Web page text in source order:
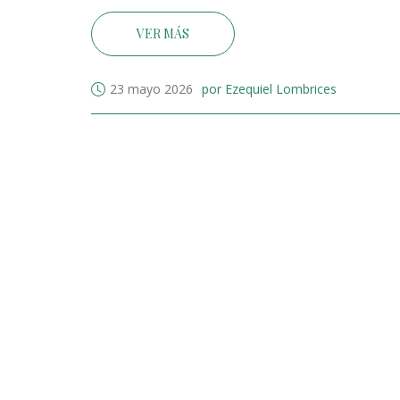
VER MÁS
23 mayo 2026 por Ezequiel Lombrices